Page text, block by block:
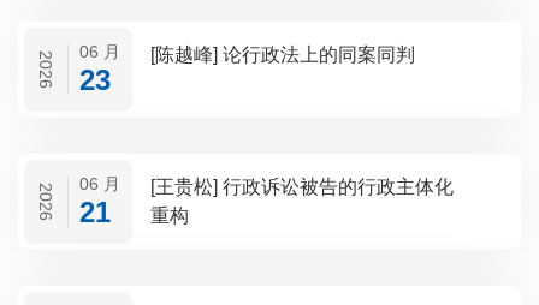
2026 06 月
23
[陈越峰] 论行政法上的同案同判
2026 06 月
21
[王贵松] 行政诉讼被告的行政主体化
重构